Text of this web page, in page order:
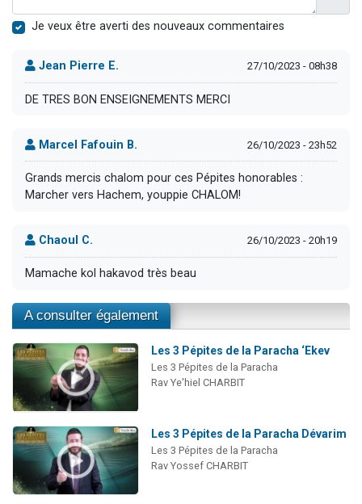
Je veux être averti des nouveaux commentaires
Jean Pierre E. 27/10/2023 - 08h38
DE TRES BON ENSEIGNEMENTS MERCI
Marcel Fafouin B. 26/10/2023 - 23h52
Grands mercis chalom pour ces Pépites honorables :
Marcher vers Hachem, youppie CHALOM!
Chaoul C. 26/10/2023 - 20h19
Mamache kol hakavod très beau
A consulter également
Les 3 Pépites de la Paracha ‘Ekev
Les 3 Pépites de la Paracha
Rav Ye'hiel CHARBIT
Les 3 Pépites de la Paracha Dévarim
Les 3 Pépites de la Paracha
Rav Yossef CHARBIT